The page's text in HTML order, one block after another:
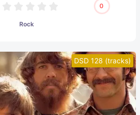
0
Rock
DSD 128 (tracks)